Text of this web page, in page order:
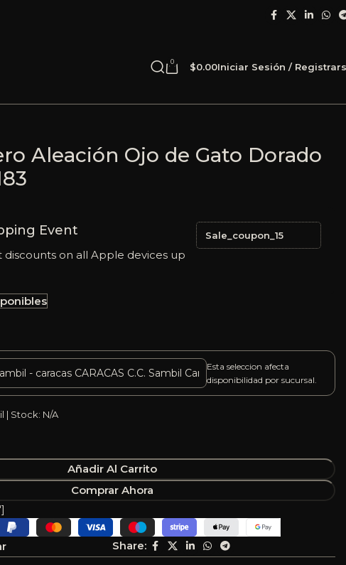
0 $0.00Iniciar Sesión /
Aleación Ojo de Gato Dorado
Event
discounts on all Apple devices up
Sale_coupon_15
Esta seleccion afecta
disponibilidad por sucursal.
| Stock: N/A
Añadir Al Carrito
Comprar Ahora
Share: